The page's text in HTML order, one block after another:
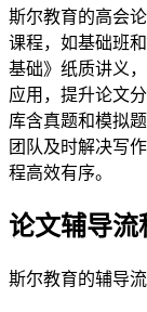
斯尔教育的高会
课程，如基础班
基础》纸质讲义
应用，提升论文
库含真题和模拟
团队及时解决写
程高效有序。
论文辅导流
斯尔教育的辅导